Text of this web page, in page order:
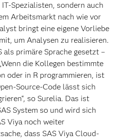
Spezialisten, sondern auch
Arbeitsmarkt nach wie vor
bringt eine eigene Vorliebe
um Analysen zu realisieren.
als primäre Sprache gesetzt –
die Kollegen bestimmte
oder in R programmieren, ist
Source-Code lässt sich
so Surelia. Das ist
System so und wird sich
Viya noch weiter
dass SAS Viya Cloud-